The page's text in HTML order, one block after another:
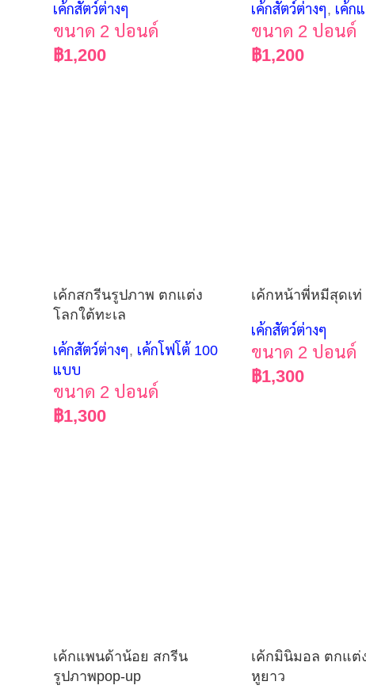
เค้กสัตว์ต่างๆ
ขนาด 2 ปอนด์
฿1,200
เค้กสัตว์ต่างๆ, เค้ก
ขนาด 2 ปอนด์
฿1,200
เค้กสกรีนรูปภาพ ตกแต่ง
โลกใต้ทะเล
เค้กสัตว์ต่างๆ, เค้กโฟโต้ 100
แบบ
ขนาด 2 ปอนด์
฿1,300
เค้กหน้าพี่หมีสุดเท่
เค้กสัตว์ต่างๆ
ขนาด 2 ปอนด์
฿1,300
เค้กแพนด้าน้อย สกรีน
รูปภาพpop-up
เค้กมินิมอล ตกแต่
หูยาว